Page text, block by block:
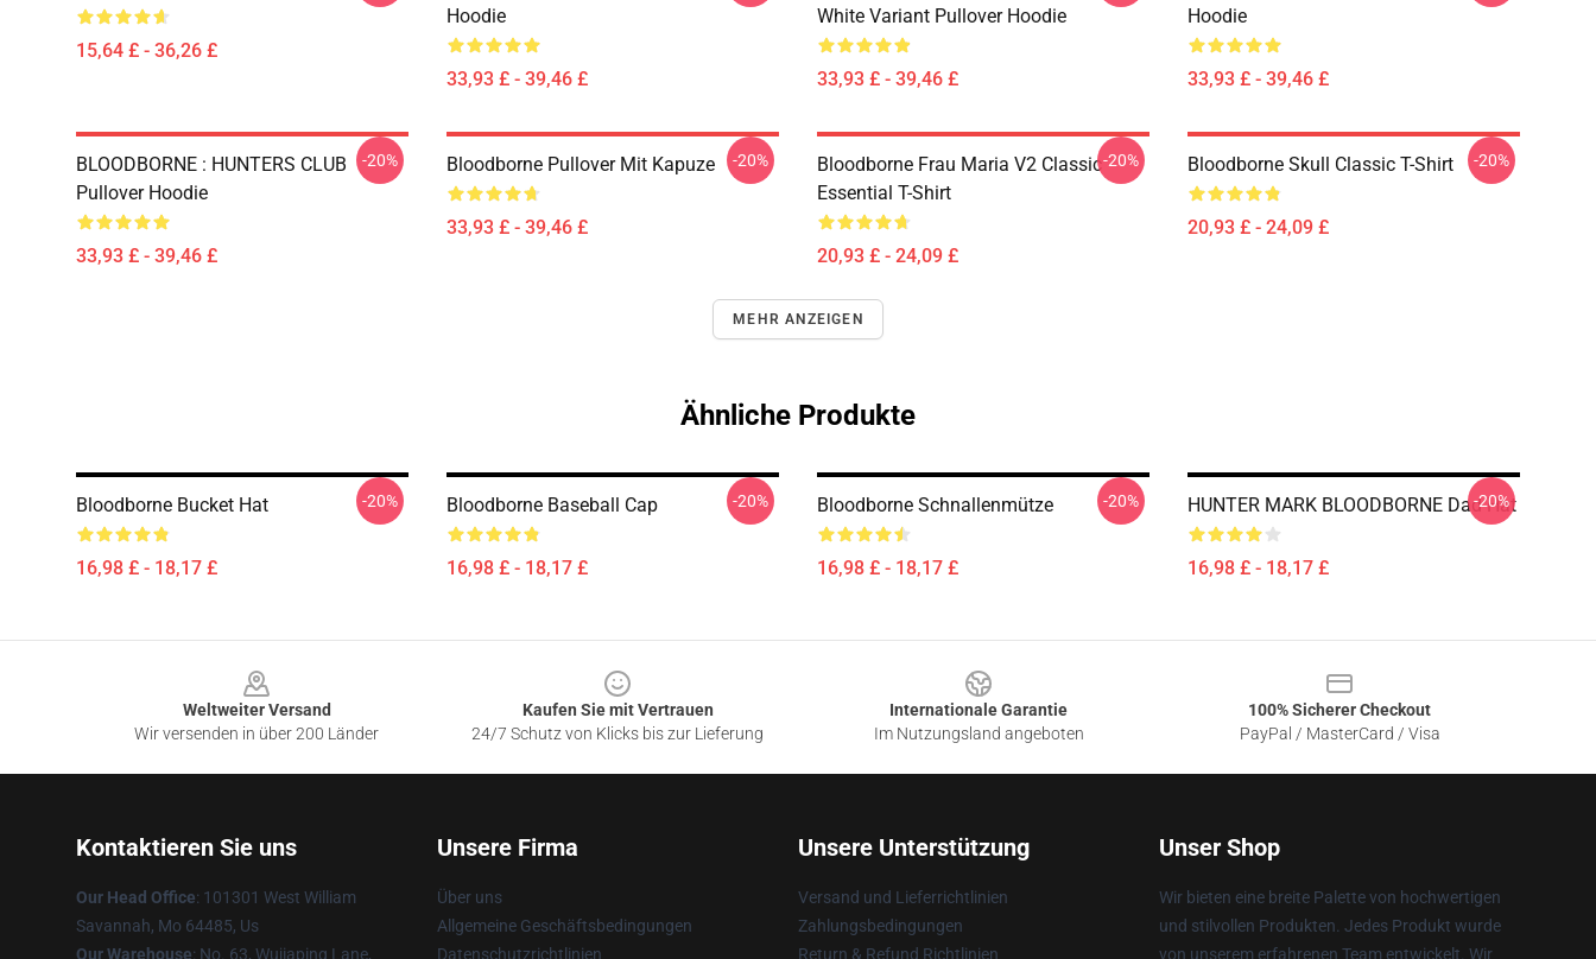
15,64 £ - 36,26 £
Hoodie
33,93 £ - 39,46 £
White Variant Pullover Hoodie
33,93 £ - 39,46 £
Hoodie
33,93 £ - 39,46 £
BLOODBORNE : HUNTERS CLUB
Pullover Hoodie
33,93 £ - 39,46 £
-20% Bloodborne Pullover Mit Kapuze
33,93 £ - 39,46 £
-20%
Bloodborne Frau Maria V2 Classic
Essential T-Shirt
20,93 £ - 24,09 £
-20% Bloodborne Skull Classic T-Shirt
20,93 £ - 24,09 £
-20%
MEHR ANZEIGEN
Ähnliche Produkte
Bloodborne Bucket Hat
16,98 £ - 18,17 £
-20% Bloodborne Baseball Cap
16,98 £ - 18,17 £
-20% Bloodborne Schnallenmütze
16,98 £ - 18,17 £
-20% HUNTER MARK BLOODBORNE Dad Hat
16,98 £ - 18,17 £
-20%
Weltweiter Versand
Wir versenden in über 200 Länder
Kaufen Sie mit Vertrauen
24/7 Schutz von Klicks bis zur Lieferung
Internationale Garantie
Im Nutzungsland angeboten
100% Sicherer Checkout
PayPal / MasterCard / Visa
Kontaktieren Sie uns
Our Head Office: 101301 West William
Savannah, Mo 64485, Us
Our Warehouse: No. 63, Wujiaping Lane,
Unsere Firma
Über uns
Allgemeine Geschäftsbedingungen
Datenschutzrichtlinien
Unsere Unterstützung
Versand und Lieferrichtlinien
Zahlungsbedingungen
Return & Refund Richtlinien
Unser Shop
Wir bieten eine breite Palette von hochwertigen
und stilvollen Produkten. Jedes Produkt wurde
von unserem erfahrenen Team entwickelt. Wir